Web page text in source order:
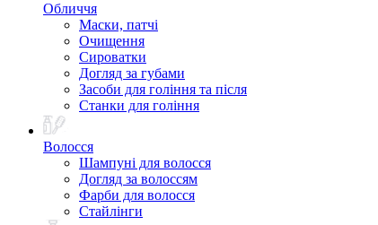
Обличчя
Маски, патчі
Очищення
Сироватки
Догляд за губами
Засоби для гоління та після
Станки для гоління
Волосся
Шампуні для волосся
Догляд за волоссям
Фарби для волосся
Стайлінги